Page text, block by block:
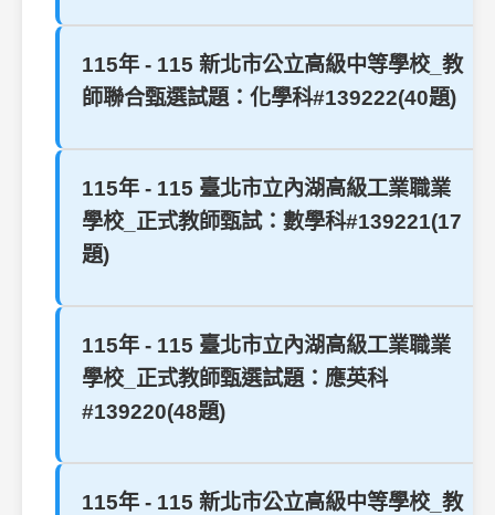
115年 - 115 新北市公立高級中等學校_教
師聯合甄選試題：化學科#139222(40題)
115年 - 115 臺北市立內湖高級工業職業
學校_正式教師甄試：數學科#139221(17
題)
115年 - 115 臺北市立內湖高級工業職業
學校_正式教師甄選試題：應英科
#139220(48題)
115年 - 115 新北市公立高級中等學校_教